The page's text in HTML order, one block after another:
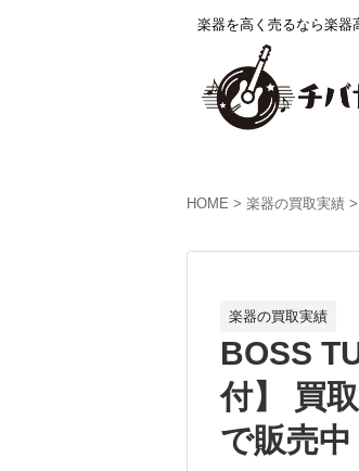
楽器を高く売るなら楽器
HOME 楽器の買取実績
楽器の買取実績
BOSS
付】 買
で販売中